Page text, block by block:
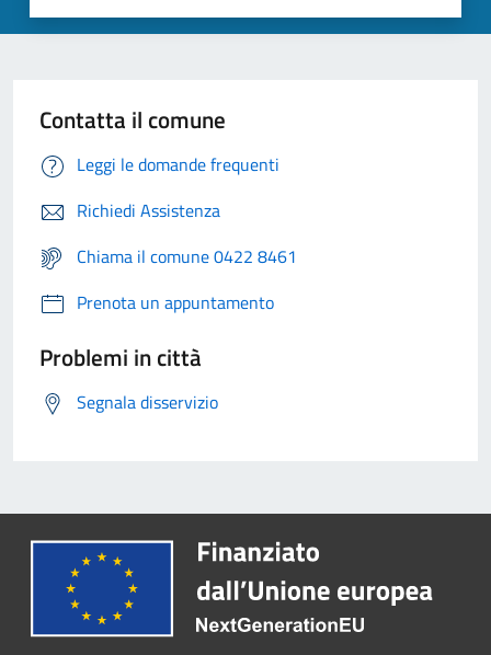
Contatta il comune
Leggi le domande frequenti
Richiedi Assistenza
Chiama il comune 0422 8461
Prenota un appuntamento
Problemi in città
Segnala disservizio